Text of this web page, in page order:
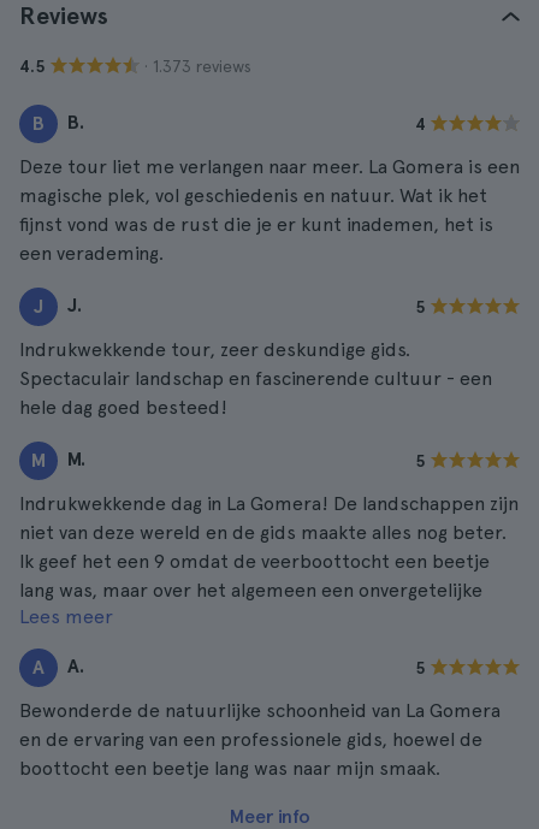
Reviews
4.5 · 1.373 reviews
B B. 4
Deze tour liet me verlangen naar meer. La Gomera is een
magische plek, vol geschiedenis en natuur. Wat ik het
fijnst vond was de rust die je er kunt inademen, het is
een verademing.
J J. 5
Indrukwekkende tour, zeer deskundige gids.
Spectaculair landschap en fascinerende cultuur - een
hele dag goed besteed!
M M. 5
Indrukwekkende dag in La Gomera! De landschappen zijn
niet van deze wereld en de gids maakte alles nog beter.
Ik geef het een 9 omdat de veerboottocht een beetje
lang was, maar over het algemeen een onvergetelijke
ervaring!
Lees meer
A A. 5
Bewonderde de natuurlijke schoonheid van La Gomera
en de ervaring van een professionele gids, hoewel de
boottocht een beetje lang was naar mijn smaak.
Meer info